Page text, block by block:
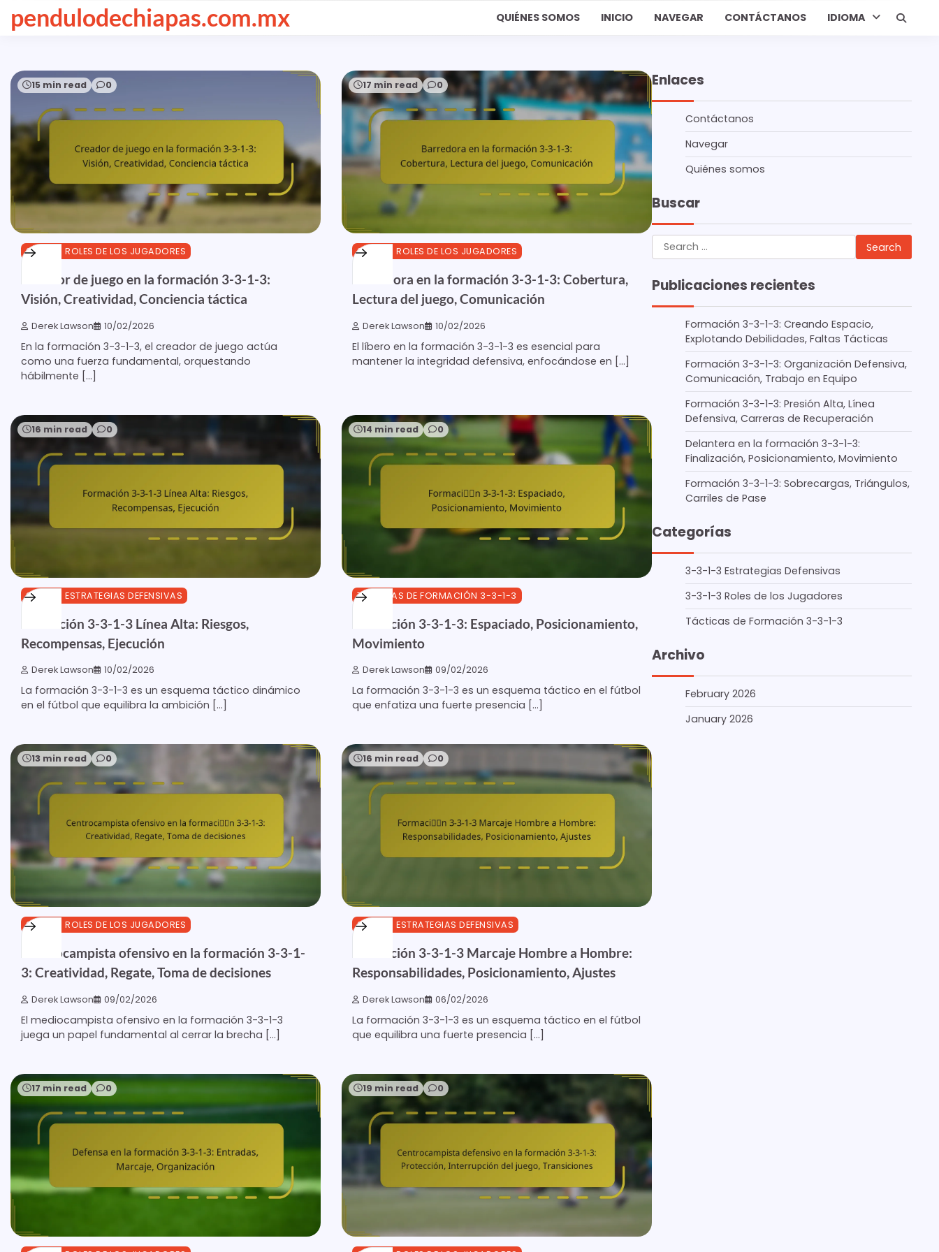
pendulodechiapas.com.mx QUIÉNES SOMOS INICIO NAVEGAR CONTÁCTANOS IDIOMA
15 min read 0
3-3-1-3 ROLES DE LOS JUGADORES
Creador de juego en la formación 3-3-1-3:
Visión, Creatividad, Conciencia táctica
Derek Lawson 10/02/2026
En la formación 3-3-1-3, el creador de juego actúa
como una fuerza fundamental, orquestando
hábilmente […]
17 min read 0
3-3-1-3 ROLES DE LOS JUGADORES
Barredora en la formación 3-3-1-3: Cobertura,
Lectura del juego, Comunicación
Derek Lawson 10/02/2026
El líbero en la formación 3-3-1-3 es esencial para
mantener la integridad defensiva, enfocándose en […]
16 min read 0
3-3-1-3 ESTRATEGIAS DEFENSIVAS
Formación 3-3-1-3 Línea Alta: Riesgos,
Recompensas, Ejecución
Derek Lawson 10/02/2026
La formación 3-3-1-3 es un esquema táctico dinámico
en el fútbol que equilibra la ambición […]
14 min read 0
TÁCTICAS DE FORMACIÓN 3-3-1-3
Formación 3-3-1-3: Espaciado, Posicionamiento,
Movimiento
Derek Lawson 09/02/2026
La formación 3-3-1-3 es un esquema táctico en el fútbol
que enfatiza una fuerte presencia […]
13 min read 0
3-3-1-3 ROLES DE LOS JUGADORES
Centrocampista ofensivo en la formación 3-3-1-
3: Creatividad, Regate, Toma de decisiones
Derek Lawson 09/02/2026
El mediocampista ofensivo en la formación 3-3-1-3
juega un papel fundamental al cerrar la brecha […]
16 min read 0
3-3-1-3 ESTRATEGIAS DEFENSIVAS
Formación 3-3-1-3 Marcaje Hombre a Hombre:
Responsabilidades, Posicionamiento, Ajustes
Derek Lawson 06/02/2026
La formación 3-3-1-3 es un esquema táctico en el fútbol
que equilibra una fuerte presencia […]
17 min read 0 19 min read 0
Enlaces
Contáctanos
Navegar
Quiénes somos
Buscar
Search
for:
Publicaciones recientes
Formación 3-3-1-3: Creando Espacio,
Explotando Debilidades, Faltas Tácticas
Formación 3-3-1-3: Organización Defensiva,
Comunicación, Trabajo en Equipo
Formación 3-3-1-3: Presión Alta, Línea
Defensiva, Carreras de Recuperación
Delantera en la formación 3-3-1-3:
Finalización, Posicionamiento, Movimiento
Formación 3-3-1-3: Sobrecargas, Triángulos,
Carriles de Pase
Categorías
3-3-1-3 Estrategias Defensivas
3-3-1-3 Roles de los Jugadores
Tácticas de Formación 3-3-1-3
Archivo
February 2026
January 2026